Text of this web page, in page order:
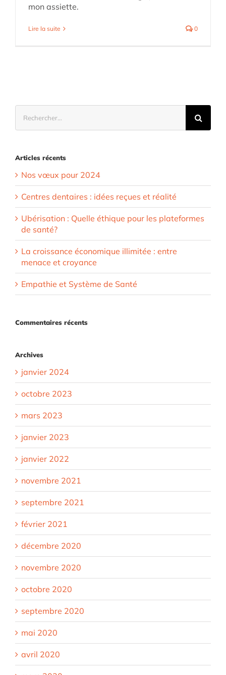
mon assiette.
Lire la suite 0
Articles récents
Nos vœux pour 2024
Centres dentaires : idées reçues et réalité
Ubérisation : Quelle éthique pour les plateformes
de santé?
La croissance économique illimitée : entre
menace et croyance
Empathie et Système de Santé
Commentaires récents
Archives
janvier 2024
octobre 2023
mars 2023
janvier 2023
janvier 2022
novembre 2021
septembre 2021
février 2021
décembre 2020
novembre 2020
octobre 2020
septembre 2020
mai 2020
avril 2020